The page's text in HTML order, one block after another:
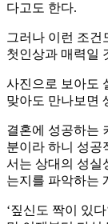
다고도 한다.
그러나 이런 조건
첫인상과 매력일
사진으로 보아도
맞아도 만나보면
결혼에 성공하는
분이라 하니 성공
서는 상대의 성실
는지를 파악하는
‘짚신도 짝이 있